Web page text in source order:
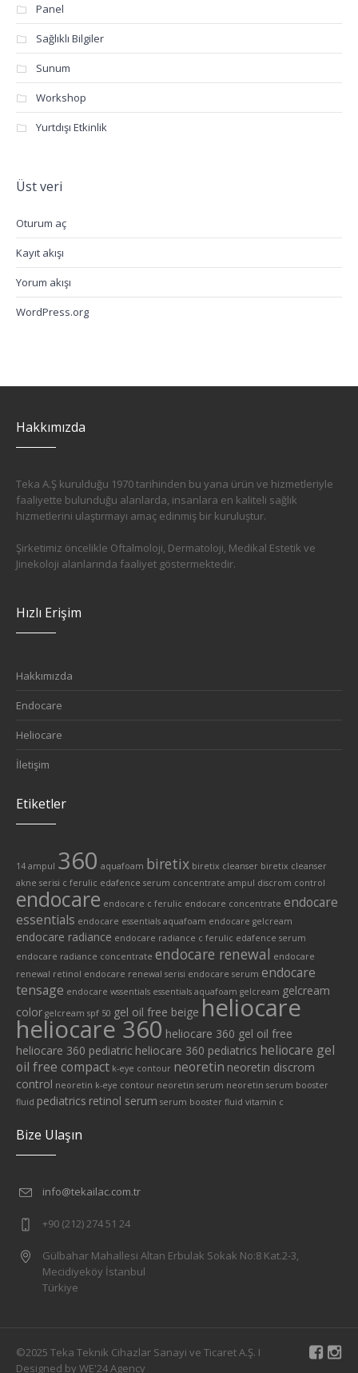
Panel
Sağlıklı Bilgiler
Sunum
Workshop
Yurtdışı Etkinlik
Üst veri
Oturum aç
Kayıt akışı
Yorum akışı
WordPress.org
Hakkımızda
Teka A.Ş kurulduğu 1970 tarihinden bu yana ürün ve hizmetleriyle
faaliyette bulunduğu alanlarda, insanlara en kaliteli sağlık
hizmetlerini ulaştırmayı amaç edinmiş bir kuruluştur.
Şirketimiz öncelikle Oftalmoloji, Dermatoloji, Medikal Estetik ve
Jinekoloji alanlarında faaliyet göstermektedir.
Hızlı Erişim
Hakkımızda
Endocare
Heliocare
İletişim
Etiketler
14 ampul 360 aquafoam biretix biretix cleanser biretix cleanser
akne serisi c ferulic edafence serum concentrate ampul discrom control
endocare endocare c ferulic endocare concentrate endocare
essentials endocare essentials aquafoam endocare gelcream
endocare radiance endocare radiance c ferulic edafence serum
endocare radiance concentrate endocare renewal endocare
renewal retinol endocare renewal serisi endocare serum endocare
tensage endocare wssentials essentials aquafoam gelcream gelcream
color gelcream spf 50 gel oil free beige heliocare
heliocare 360 heliocare 360 gel oil free
heliocare 360 pediatric heliocare 360 pediatrics heliocare gel
oil free compact k-eye contour neoretin neoretin discrom
control neoretin k-eye contour neoretin serum neoretin serum booster
fluid pediatrics retinol serum serum booster fluid vitamin c
Bize Ulaşın
info@tekailac.com.tr
+90 (212) 274 51 24
Gülbahar Mahallesi Altan Erbulak Sokak No:8 Kat.2-3,
Mecidiyeköy İstanbul
Türkiye
©2025 Teka Teknik Cihazlar Sanayi ve Ticaret A.Ş. I
Designed by WE'24 Agency